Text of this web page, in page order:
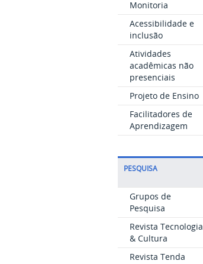
Monitoria
Acessibilidade e
inclusão
Atividades
acadêmicas não
presenciais
Projeto de Ensino
Facilitadores de
Aprendizagem
PESQUISA
Grupos de
Pesquisa
Revista Tecnologia
& Cultura
Revista Tenda